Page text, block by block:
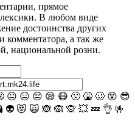
, прямое
В любом виде
достоинства других
комментатора, а так же
национальной розни.
😐 😑 😔 😪 😷 🤢 🤮 🥴 😵 😎
👽 😻 🙀 🙈 🙉 🙊 💥 💤 👌 🤟